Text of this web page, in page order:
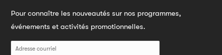
Pour connaître les nouveautés sur nos programmes,
événements et activités promotionnelles.